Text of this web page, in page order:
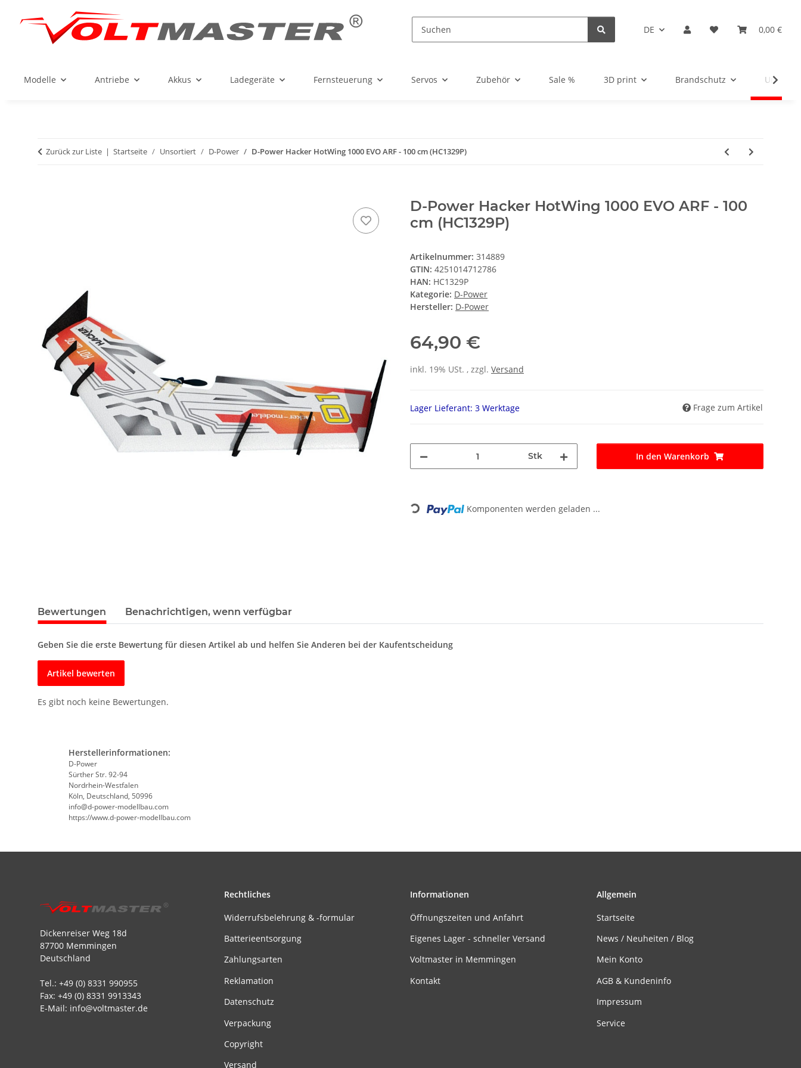
DE 0,00 €
Modelle Antriebe Akkus Ladegeräte Fernsteuerung Servos Zubehör Sale % 3D print Brandschutz
Zurück zur Liste Startseite Unsortiert D-Power D-Power Hacker HotWing 1000 EVO ARF - 100 cm (HC1329P)
D-Power Hacker HotWing 1000 EVO ARF - 100
cm (HC1329P)
Artikelnummer: 314889
GTIN: 4251014712786
HAN: HC1329P
Kategorie: D-Power
Hersteller: D-Power
64,90 €
inkl. 19% USt. , zzgl. Versand
Lager Lieferant: 3 Werktage Frage zum Artikel
Stk In den Warenkorb
Loading... Komponenten werden geladen ...
Bewertungen Benachrichtigen, wenn verfügbar
Geben Sie die erste Bewertung für diesen Artikel ab und helfen Sie Anderen bei der Kaufentscheidung
Artikel bewerten
Es gibt noch keine Bewertungen.
Herstellerinformationen:
D-Power
Sürther Str. 92-94
Nordrhein-Westfalen
Köln, Deutschland, 50996
info@d-power-modellbau.com
https://www.d-power-modellbau.com
Dickenreiser Weg 18d
87700 Memmingen
Deutschland
Tel.: +49 (0) 8331 990955
Fax: +49 (0) 8331 9913343
E-Mail: info@voltmaster.de
Rechtliches
Widerrufsbelehrung & -formular
Batterieentsorgung
Zahlungsarten
Reklamation
Datenschutz
Verpackung
Copyright
Versand
Informationen
Öffnungszeiten und Anfahrt
Eigenes Lager - schneller Versand
Voltmaster in Memmingen
Kontakt
Allgemein
Startseite
News / Neuheiten / Blog
Mein Konto
AGB & Kundeninfo
Impressum
Service